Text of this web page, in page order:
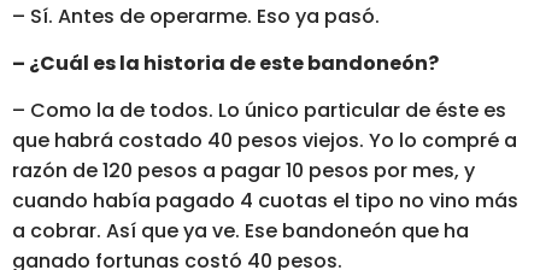
– Sí. Antes de operarme. Eso ya pasó.
– ¿Cuál es la historia de este bandoneón?
– Como la de todos. Lo único particular de éste es
que habrá costado 40 pesos viejos. Yo lo compré a
razón de 120 pesos a pagar 10 pesos por mes, y
cuando había pagado 4 cuotas el tipo no vino más
a cobrar. Así que ya ve. Ese bandoneón que ha
ganado fortunas costó 40 pesos.